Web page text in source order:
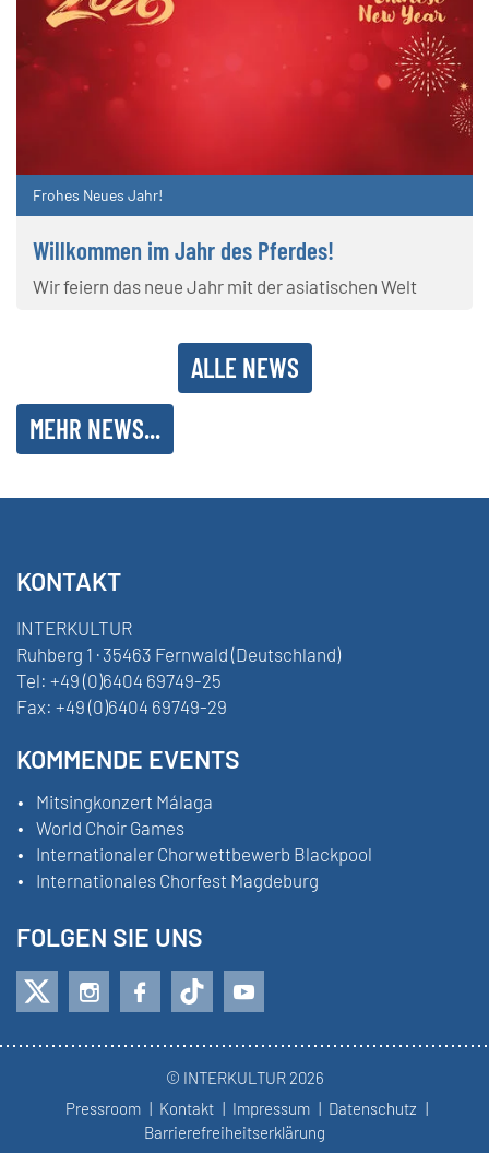
Frohes Neues Jahr!
Willkommen im Jahr des Pferdes!
Wir feiern das neue Jahr mit der asiatischen Welt
ALLE NEWS
MEHR NEWS...
KONTAKT
INTERKULTUR
Ruhberg 1 · 35463 Fernwald (Deutschland)
Tel: +49 (0)6404 69749-25
Fax: +49 (0)6404 69749-29
KOMMENDE EVENTS
Mitsingkonzert Málaga
World Choir Games
Internationaler Chorwettbewerb Blackpool
Internationales Chorfest Magdeburg
FOLGEN SIE UNS
© INTERKULTUR 2026
Pressroom
Kontakt Impressum
Datenschutz
Barrierefreiheitserklärung